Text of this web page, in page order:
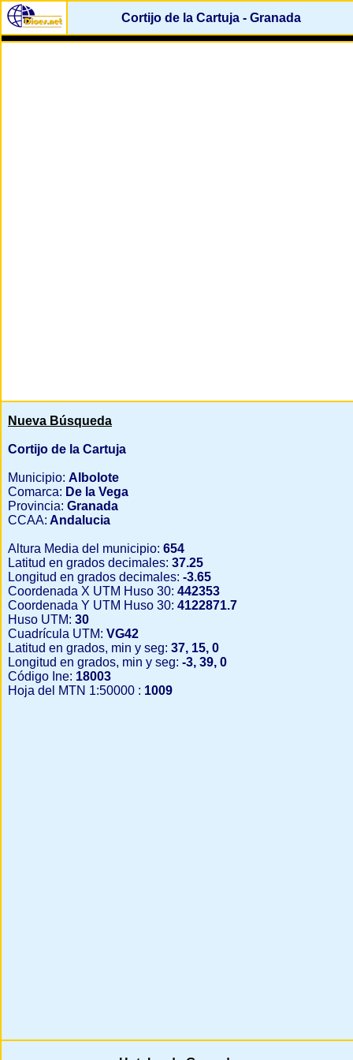
Cortijo de la Cartuja - Granada
Nueva Búsqueda
Cortijo de la Cartuja
Municipio: Albolote
Comarca: De la Vega
Provincia: Granada
CCAA: Andalucia
Altura Media del municipio: 654
Latitud en grados decimales: 37.25
Longitud en grados decimales: -3.65
Coordenada X UTM Huso 30: 442353
Coordenada Y UTM Huso 30: 4122871.7
Huso UTM: 30
Cuadrícula UTM: VG42
Latitud en grados, min y seg: 37, 15, 0
Longitud en grados, min y seg: -3, 39, 0
Código Ine: 18003
Hoja del MTN 1:50000 : 1009